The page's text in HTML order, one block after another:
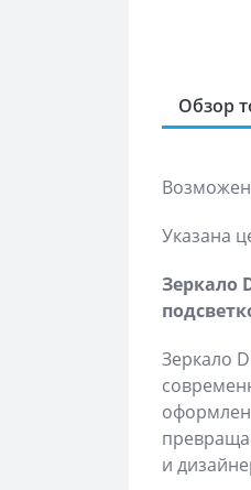
Обзор
Указана
Зеркало
Зеркало
и